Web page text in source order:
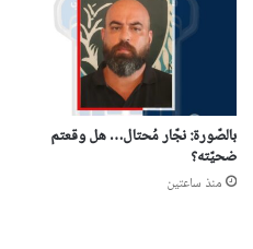
بالصّورة: نجّار مُحتال… هل وقعتم
ضحيّته؟
منذ ساعتين